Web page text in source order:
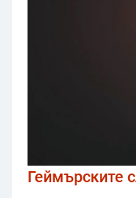
Геймърските